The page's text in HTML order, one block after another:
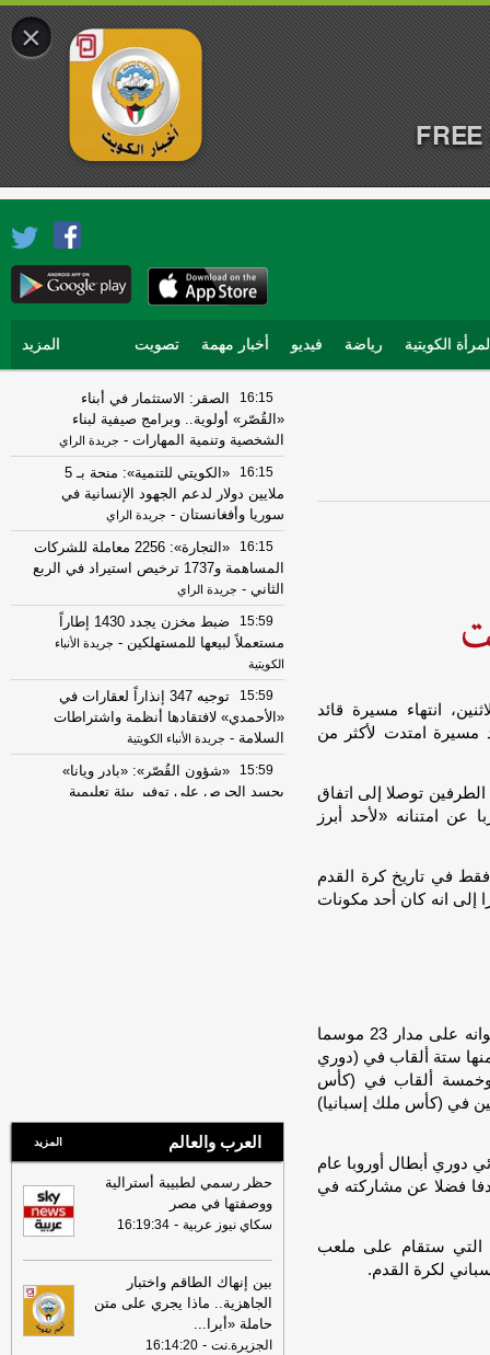
الكويتية رياضة فيديو أخبار مهمة تصويت المزيد
انتهاء مسيرة قائد
مسيرة امتدت لأكثر من
توصلا إلى اتفاق
عن امتنانه «لأحد أبرز
في تاريخ كرة القدم
إلى انه كان أحد مكونات
وانضم كارفاخال إلى ريال مدريد في 2002 ودافع عن ألوانه على مدار 23 موسما
الفريق الأول الذي حقق معه 27 لقبا منها ستة ألقاب في (دوري
وخمسة ألقاب في (كأس
في (كأس ملك إسبانيا)
دوري أبطال أوروبا عام
مجموعه 450 مباراة مع الريال سجل فيها 14 هدفا فضلا عن مشاركته في
التي ستقام على ملعب
لكرة القدم.
16:15
الصقر: الاستثمار في أبناء
«القُصّر» أولوية.. وبرامج صيفية لبناء
الشخصية وتنمية المهارات - جريدة الراي
16:15
«الكويتي للتنمية»: منحة بـ 5
ملايين دولار لدعم الجهود الإنسانية في
سوريا وأفغانستان - جريدة الراي
16:15
«التجارة»: 2256 معاملة للشركات
المساهمة و1737 ترخيص استيراد في الربع
الثاني - جريدة الراي
15:59
ضبط مخزن يجدد 1430 إطاراً
مستعملاً لبيعها للمستهلكين - جريدة الأنباء
الكويتية
15:59
توجيه 347 إنذاراً لعقارات في
«الأحمدي» لافتقادها أنظمة واشتراطات
السلامة - جريدة الأنباء الكويتية
15:59
«شؤون القُصّر»: «بادر ويانا»
يجسد الحرص على توفير بيئة تعليمية
الخاصة وإغلاقها -
15:50
وزير الخارجية يتسلم نسخة من
أوراق اعتماد سفيرة أستراليا لدى البلاد-
كويت نيوز
فقدان الجنسية الكويتية من 9
أشخاص-كويت نيوز
13:53
وزير التربية يصدر قراراً بإلغاء
الترخيص التعليمي للمدرسة الإيرانية
الخاصة وإغلاقها
العرب والعالم المزيد
حظر رسمي لطبيبة أسترالية
ووصفتها في مصر
سكاي نيوز عربية -
16:19:34
بين إنهاك الطاقم واختبار
الجاهزية.. ماذا يجري على متن
حاملة «أبرا...
الجزيرة.نت -
16:14:20
×